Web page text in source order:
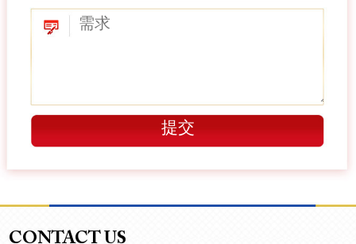
CONTACT US